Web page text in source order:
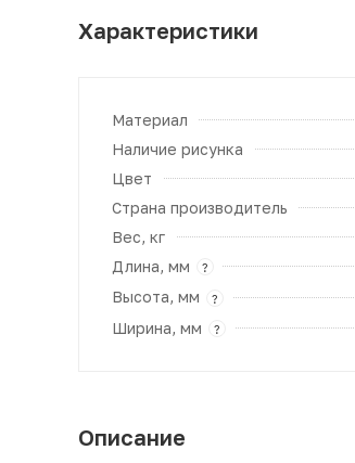
Характеристики
Материал
Наличие рисунка
Цвет
Страна производитель
Вес, кг
Длина, мм
?
Высота, мм
?
Ширина, мм
?
Описание